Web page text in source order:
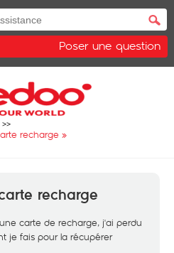
Poser une question
recharge »
recharge
carte de recharge, j'ai perdu
je fais pour la récupérer